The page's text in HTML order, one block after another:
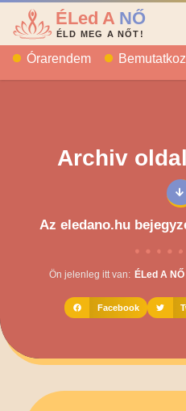
ÉLed A NŐ
ÉLD MEG A NŐT!
Órarendem
Archiv
Az eledano.hu
Ön jelenleg itt van: ÉLed A
Facebook